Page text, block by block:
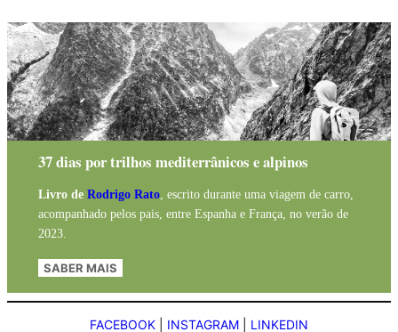
37 dias por trilhos mediterrânicos e alpinos
Livro de Rodrigo Rato, escrito durante uma viagem de carro,
acompanhado pelos pais, entre Espanha e França, no verão de
2023.
SABER MAIS
FACEBOOK INSTAGRAM LINKEDIN